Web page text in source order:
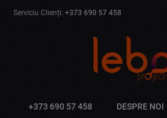
Serviciu Clienți:+373 690 57 458
+373 690 57 458 DESPRE NOI